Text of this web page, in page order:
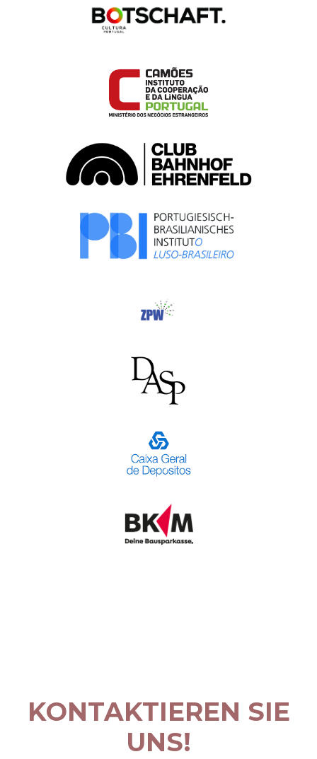
KONTAKTIEREN SIE
UNS!